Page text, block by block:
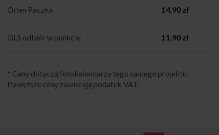
Orlen Paczka 14,90 zł
GLS odbiór w punkcie 11,90 zł
* Ceny dotyczą fotokalendarzy tego samego projektu.
Powyższe ceny zawierają podatek VAT.